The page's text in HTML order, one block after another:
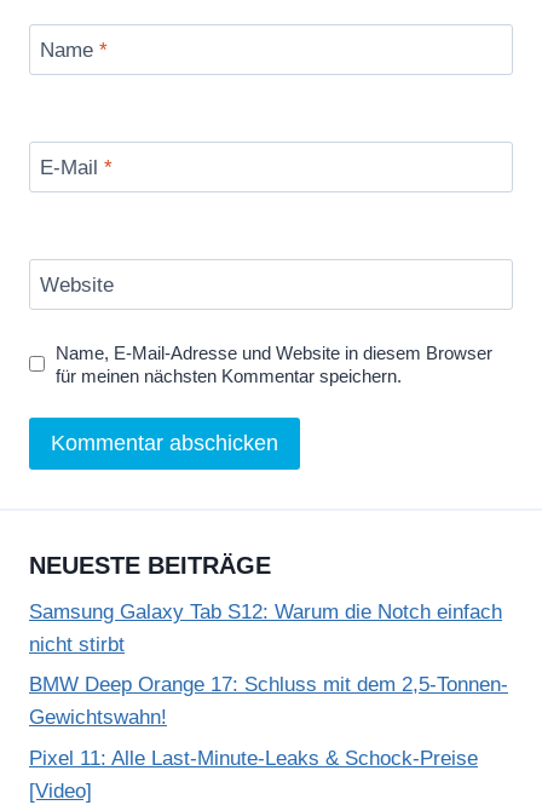
Name *
E-Mail *
Website
Name, E-Mail-Adresse und Website in diesem Browser
für meinen nächsten Kommentar speichern.
NEUESTE BEITRÄGE
Samsung Galaxy Tab S12: Warum die Notch einfach
nicht stirbt
BMW Deep Orange 17: Schluss mit dem 2,5-Tonnen-
Gewichtswahn!
Pixel 11: Alle Last-Minute-Leaks & Schock-Preise
[Video]